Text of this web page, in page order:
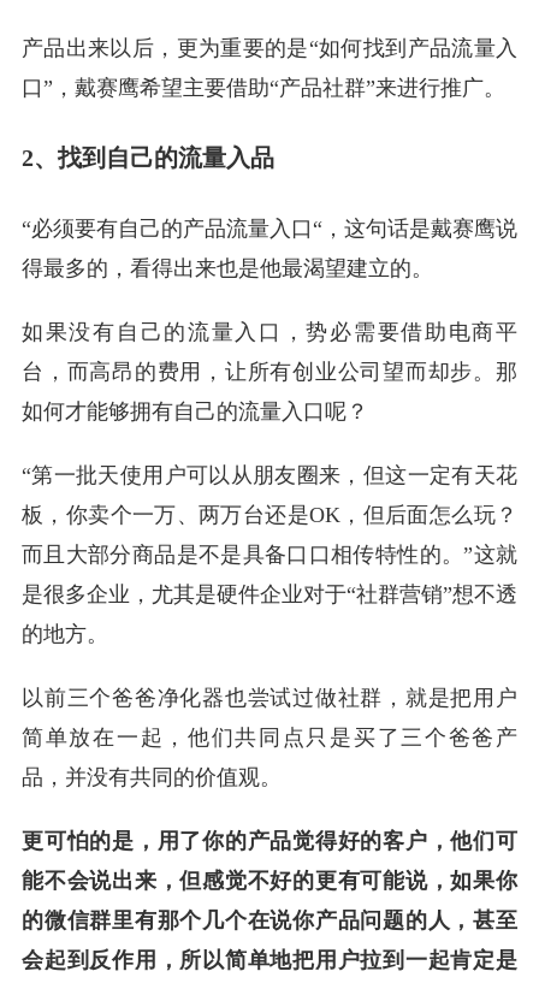
产品出来以后，更为重要的是“如何找到产品流量入
口”，戴赛鹰希望主要借助“产品社群”来进行推广。
2、找到自己的流量入品
“必须要有自己的产品流量入口“，这句话是戴赛鹰说
得最多的，看得出来也是他最渴望建立的。
如果没有自己的流量入口，势必需要借助电商平
台，而高昂的费用，让所有创业公司望而却步。那
如何才能够拥有自己的流量入口呢？
“第一批天使用户可以从朋友圈来，但这一定有天花
板，你卖个一万、两万台还是OK，但后面怎么玩？
而且大部分商品是不是具备口口相传特性的。”这就
是很多企业，尤其是硬件企业对于“社群营销”想不透
的地方。
以前三个爸爸净化器也尝试过做社群，就是把用户
简单放在一起，他们共同点只是买了三个爸爸产
品，并没有共同的价值观。
更可怕的是，用了你的产品觉得好的客户，他们可
能不会说出来，但感觉不好的更有可能说，如果你
的微信群里有那个几个在说你产品问题的人，甚至
会起到反作用，所以简单地把用户拉到一起肯定是